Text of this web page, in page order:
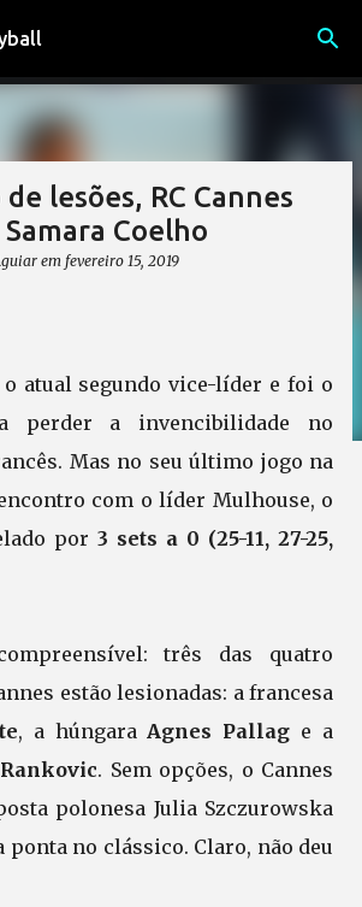
para o conteúdo principal
lesões, RC Cannes
Coelho
em fevereiro 15, 2019
o atual segundo vice-líder e foi o
perder a invencibilidade no
Mas no seu último jogo na
com o líder Mulhouse, o
por 3 sets a 0 (25-11, 27-25,
três das quatro
estão lesionadas: a francesa
, a húngaraAgnes Pallag e a
. Sem opções, o Cannes
polonesa Julia Szczurowska
ponta no clássico. Claro, não deu